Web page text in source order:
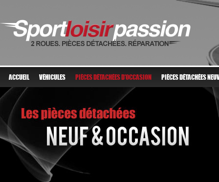
ACCUEIL VÉHICULES PIÈCES DÉTACHÉES D'OCCASION PIÈCES DÉTACHÉES